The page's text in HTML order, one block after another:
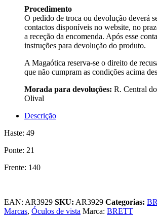
Procedimento
O pedido de troca ou devolução deverá
contactos disponíveis no website, no
a receção da encomenda. Após esse
instruções para devolução do produto.
A Magaótica reserva-se o direito de
que não cumpram as condições acima
Morada para devoluções: R. Central
Olival
Descrição
Haste: 49
Ponte: 21
Frente: 140
EAN: AR3929 SKU: AR3929 Categorias:
Marcas, Óculos de vista Marca: BRETT